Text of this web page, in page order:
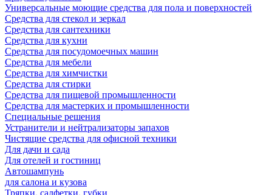
Универсальные моющие средства для пола и поверхностей
Средства для стекол и зеркал
Средства для сантехники
Средства для кухни
Средства для посудомоечных машин
Средства для мебели
Средства для химчистки
Средства для стирки
Средства для пищевой промышленности
Средства для мастерких и промышленности
Специальные решения
Устранители и нейтрализаторы запахов
Чистящие средства для офисной техники
Для дачи и сада
Для отелей и гостиниц
Автошампунь
для салона и кузова
Тряпки, салфетки, губки